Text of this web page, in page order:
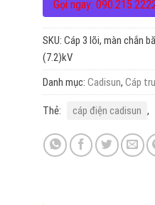
Gọi ngay:
SKU: Cáp 3 lõi, màn chắn
(7.2)kV
Danh mục: Cadisun, Cáp
Thẻ: cáp điện cadisun ,